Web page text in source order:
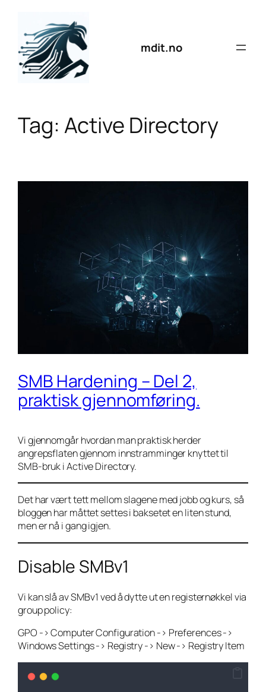
content
mdit.no
Tag: Active Directory
SMB Hardening – Del 2,
praktisk gjennomføring.
Vi gjennomgår hvordan man praktisk herder
angrepsflaten gjennom innstramminger knyttet til
SMB-bruk i Active Directory.
Det har vært tett mellom slagene med jobb og kurs, så
bloggen har måttet settes i baksetet en liten stund,
men er nå i gang igjen.
Disable SMBv1
Vi kan slå av SMBv1 ved å dytte ut en registernøkkel via
group policy:
GPO -> Computer Configuration -> Preferences ->
Windows Settings -> Registry -> New -> Registry Item